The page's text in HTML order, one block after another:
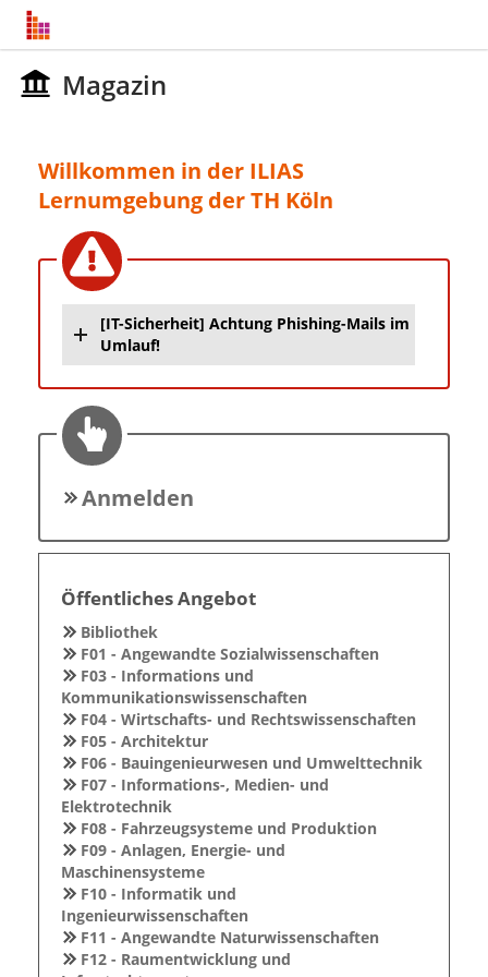
Magazin
Willkommen in der ILIAS
Lernumgebung der TH Köln
[IT-Sicherheit] Achtung Phishing-Mails im
Umlauf!
Anmelden
Öffentliches Angebot
Bibliothek
F01 - Angewandte Sozialwissenschaften
F03 - Informations und
Kommunikationswissenschaften
F04 - Wirtschafts- und Rechtswissenschaften
F05 - Architektur
F06 - Bauingenieurwesen und Umwelttechnik
F07 - Informations-, Medien- und
Elektrotechnik
F08 - Fahrzeugsysteme und Produktion
F09 - Anlagen, Energie- und
Maschinensysteme
F10 - Informatik und
Ingenieurwissenschaften
F11 - Angewandte Naturwissenschaften
F12 - Raumentwicklung und